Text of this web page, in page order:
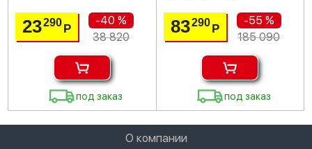
23290Р
-40 %
38 820
под заказ
83290 Р
-55 %
185 090
под заказ
О компании